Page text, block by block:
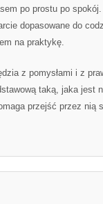
po prostu po
dopasowane do
na praktykę.
z pomysłami i z
taką, jaka jest
przejść przez nią